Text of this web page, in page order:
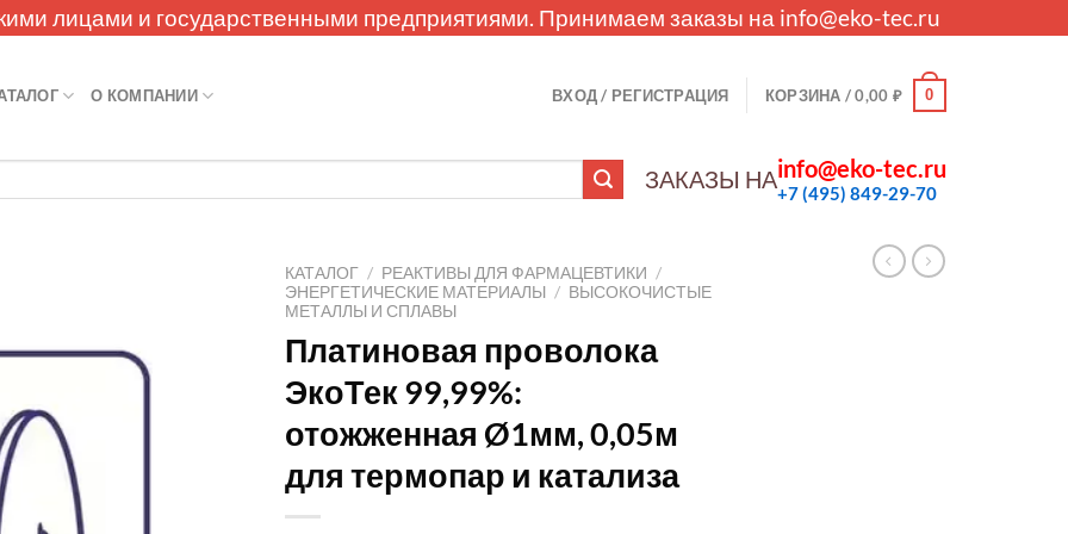
лицами и государственными предприятиями. Принимаем заказы на info@eko-tec.ru
О КОМПАНИИ ВХОД / РЕГИСТРАЦИЯ КОРЗИНА /0,00 ₽ 0
ЗАКАЗЫ НАinfo@eko-tec.ru
+7 (495) 849-29-70
КАТАЛОГ / РЕАКТИВЫ ДЛЯ ФАРМАЦЕВТИКИ /
ЭНЕРГЕТИЧЕСКИЕ МАТЕРИАЛЫ / ВЫСОКОЧИСТЫЕ
МЕТАЛЛЫ И СПЛАВЫ
Платиновая проволока
ЭкоТек 99,99%:
отожженная Ø1мм, 0,05м
для термопар и катализа